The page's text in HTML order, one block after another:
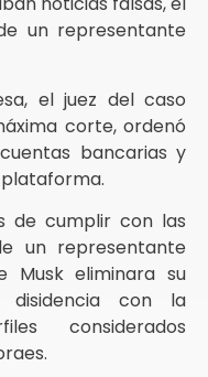
un representante
el juez del caso
corte, ordenó
bancarias y
de cumplir con las
un representante
Musk eliminara su
con la
considerados